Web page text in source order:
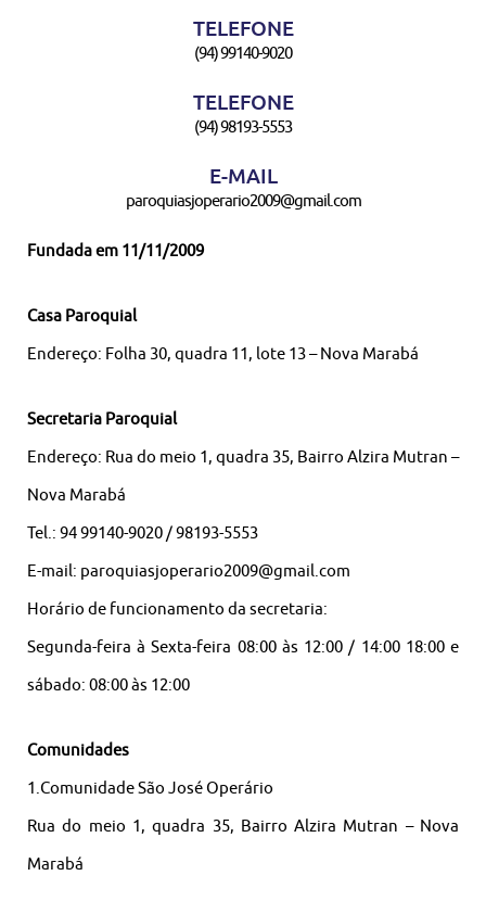
TELEFONE
(94) 99140-9020
TELEFONE
(94) 98193-5553
E-MAIL
paroquiasjoperario2009@gmail.com
Fundada em 11/11/2009
Casa Paroquial
Endereço: Folha 30, quadra 11, lote 13 – Nova Marabá
Secretaria Paroquial
Endereço: Rua do meio 1, quadra 35, Bairro Alzira Mutran –
Nova Marabá
Tel.: 94 99140-9020 / 98193-5553
E-mail: paroquiasjoperario2009@gmail.com
Horário de funcionamento da secretaria:
Segunda-feira à Sexta-feira 08:00 às 12:00 / 14:00 18:00 e
sábado: 08:00 às 12:00
Comunidades
1.Comunidade São José Operário
Rua do meio 1, quadra 35, Bairro Alzira Mutran – Nova
Marabá